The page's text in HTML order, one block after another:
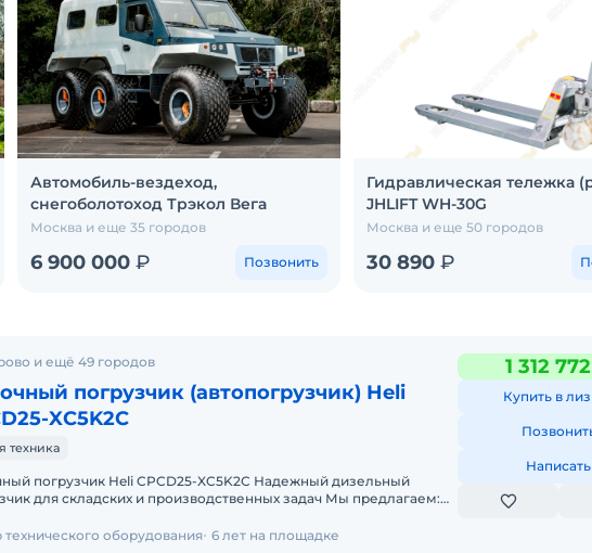
Автомобиль-вездеход,
снегоболотоход Трэкол Вега
Москва и еще 35 городов
6 900 000 ₽ Позвонить
Гидравлическая тележка
JHLIFT WH-30G
Москва и еще 50 городов
30 890 ₽
и ещё 49 городов
погрузчик (автопогрузчик) Heli
XC5K2C
техника
погрузчик Heli CPCD25-XC5K2C Надежный дизельный
для складских и производственных задач Мы предлагаем:
1 312
Купить в
Написать
технического оборудования 6 лет на площадке